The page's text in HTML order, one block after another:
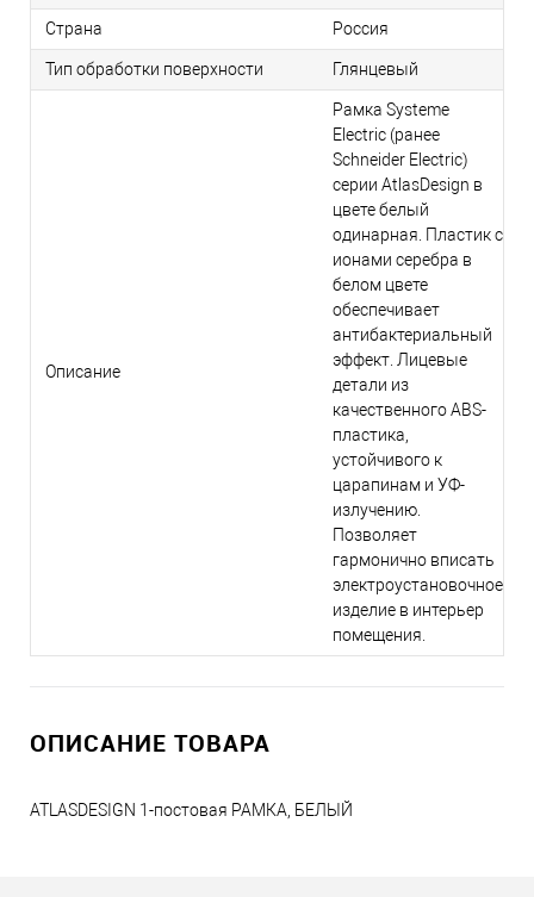
Страна Россия
Тип обработки поверхности Глянцевый
Описание
Рамка Systeme
Electric (ранее
Schneider Electric)
серии AtlasDesign в
цвете белый
одинарная. Пластик с
ионами серебра в
белом цвете
обеспечивает
антибактериальный
эффект. Лицевые
детали из
качественного ABS-
пластика,
устойчивого к
царапинам и УФ-
излучению.
Позволяет
гармонично вписать
электроустановочное
изделие в интерьер
помещения.
ОПИСАНИЕ ТОВАРА
ATLASDESIGN 1-постовая РАМКА, БЕЛЫЙ